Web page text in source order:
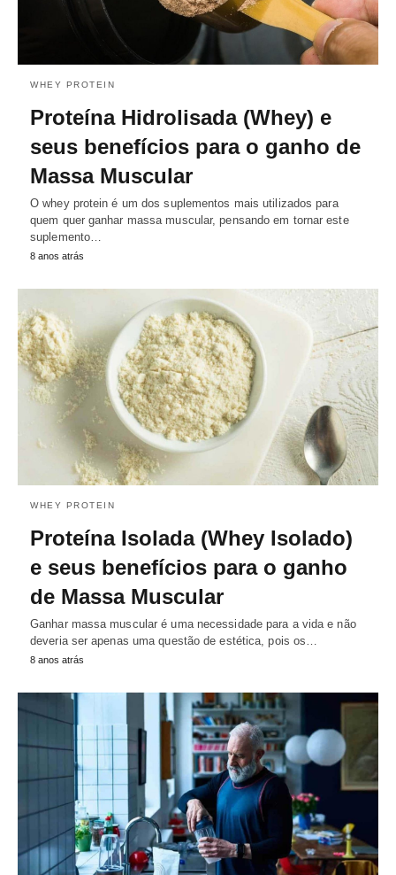
WHEY PROTEIN
Proteína Hidrolisada (Whey) e
seus benefícios para o ganho de
Massa Muscular
O whey protein é um dos suplementos mais utilizados para
quem quer ganhar massa muscular, pensando em tornar este
suplemento…
8 anos atrás
WHEY PROTEIN
Proteína Isolada (Whey Isolado)
e seus benefícios para o ganho
de Massa Muscular
Ganhar massa muscular é uma necessidade para a vida e não
deveria ser apenas uma questão de estética, pois os…
8 anos atrás